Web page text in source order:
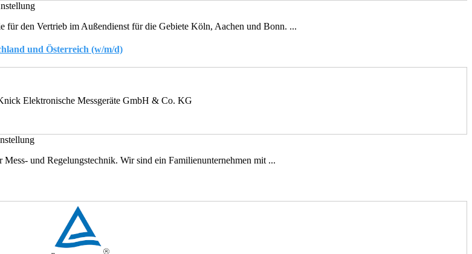
den Vertrieb im Außendienst für die Gebiete Köln, Aachen und Bonn. ...
und Österreich (w/m/d)
und Regelungstechnik. Wir sind ein Familienunternehmen mit ...